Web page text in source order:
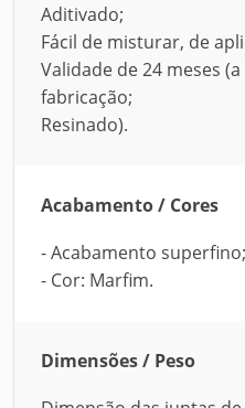
Aditivado;
Fácil de misturar, de
Validade de 24 meses
fabricação;
Resinado).
Acabamento / Cores
- Acabamento superfino;
- Cor: Marfim.
Dimensões / Peso